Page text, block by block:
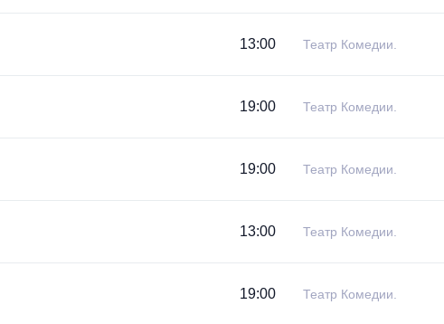
13:00 Театр Комедии.
19:00 Театр Комедии.
19:00 Театр Комедии.
13:00 Театр Комедии.
19:00 Театр Комедии.